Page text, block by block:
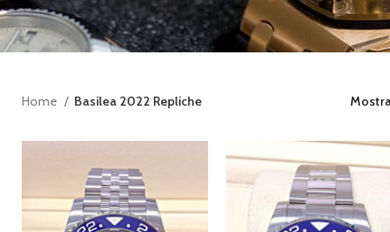
Home Basilea 2022 Repliche